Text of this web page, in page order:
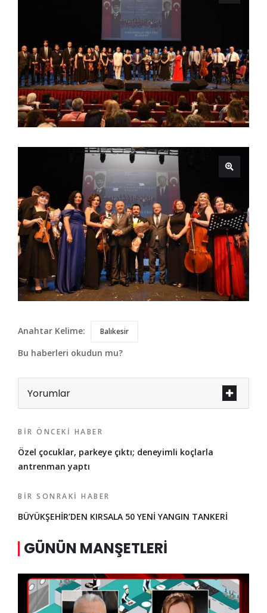
Anahtar Kelime: Balıkesir
Bu haberleri okudun mu?
Yorumlar
BIR ÖNCEKI HABER
Özel çocuklar, parkeye çıktı; deneyimli koçlarla
antrenman yaptı
BIR SONRAKI HABER
BÜYÜKŞEHİR’DEN KIRSALA 50 YENİ YANGIN TANKERİ
GÜNÜN MANŞETLERI